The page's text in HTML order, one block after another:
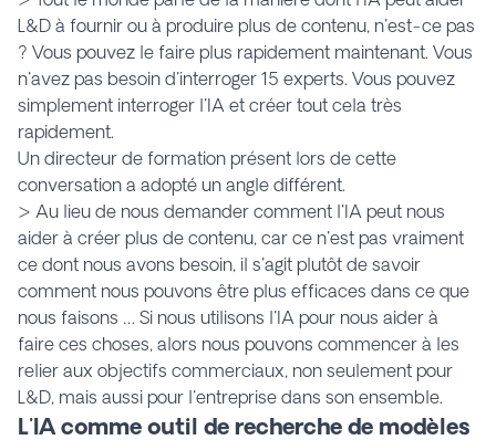
L&D à fournir ou à produire plus de contenu, n'est-ce pas
? Vous pouvez le faire plus rapidement maintenant. Vous
n'avez pas besoin d'interroger 15 experts. Vous pouvez
simplement interroger l'IA et créer tout cela très
rapidement.
Un directeur de formation présent lors de cette
conversation a adopté un angle différent.
> Au lieu de nous demander comment l'IA peut nous
aider à créer plus de contenu, car ce n'est pas vraiment
ce dont nous avons besoin, il s'agit plutôt de savoir
comment nous pouvons être plus efficaces dans ce que
nous faisons
Si nous utilisons l'IA pour nous aider à
faire ces choses, alors nous pouvons commencer à les
relier aux objectifs commerciaux, non seulement pour
L&D, mais aussi pour l'entreprise dans son ensemble.
L'IA comme outil de recherche de modèles